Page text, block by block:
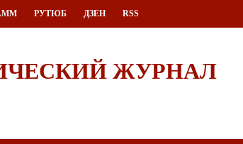
РУТЮБ ДЗЕН RSS
ЖУРНАЛ